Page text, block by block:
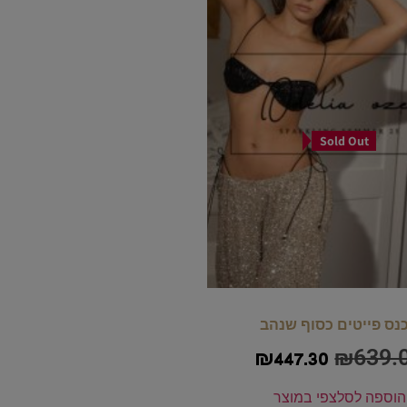
Sold Out
פייטים כסוף שנהב
₪
₪447.30
הוספה לסלצפי במוצר